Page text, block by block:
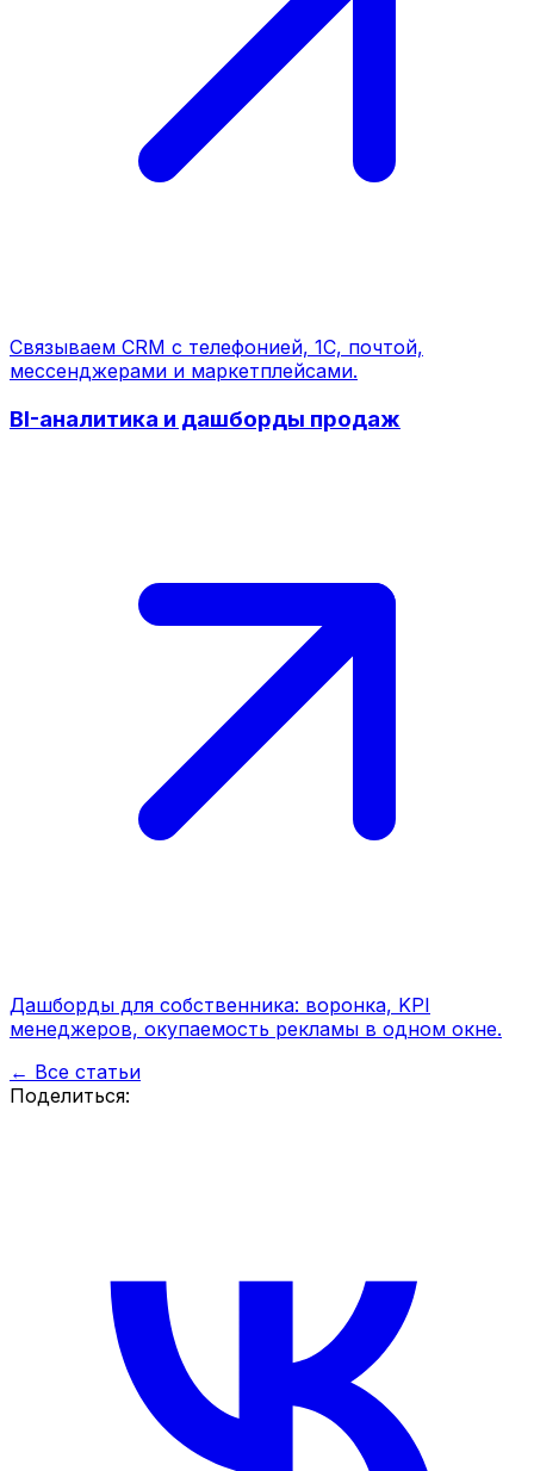
Связываем CRM с телефонией, 1С, почтой,
мессенджерами и маркетплейсами.
BI-аналитика и дашборды продаж
Дашборды для собственника: воронка, KPI
менеджеров, окупаемость рекламы в одном окне.
← Все статьи
Поделиться: